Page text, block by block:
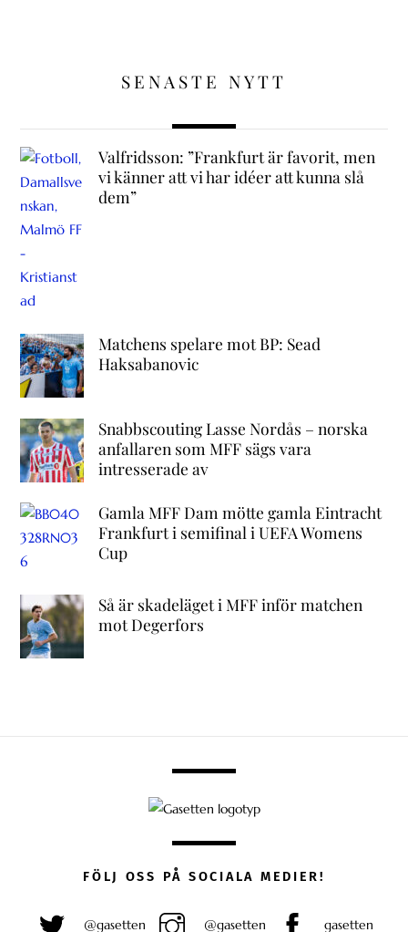
SENASTE NYTT
Valfridsson: ”Frankfurt är favorit, men
vi känner att vi har idéer att kunna slå
dem”
Matchens spelare mot BP: Sead
Haksabanovic
Snabbscouting Lasse Nordås – norska
anfallaren som MFF sägs vara
intresserade av
Gamla MFF Dam mötte gamla Eintracht
Frankfurt i semifinal i UEFA Womens
Cup
Så är skadeläget i MFF inför matchen
mot Degerfors
FÖLJ OSS PÅ SOCIALA MEDIER!
@gasetten @gasetten gasetten